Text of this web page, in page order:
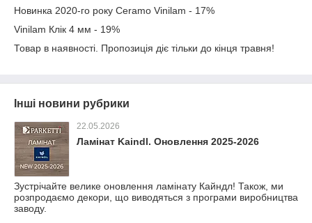
Новинка 2020-го року Ceramo Vinilam - 17%
Vinilam Клік 4 мм - 19%
Товар в наявності. Пропозиція діє тільки до кінця травня!
Інші новини рубрики
22.05.2026
Ламінат Kaindl. Оновлення 2025-2026
Зустрічайте велике оновлення ламінату Кайндл! Також, ми
розпродаємо декори, що виводяться з програми виробництва
заводу.